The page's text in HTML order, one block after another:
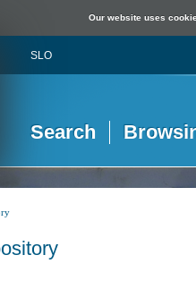
Our website uses
SLO
Search